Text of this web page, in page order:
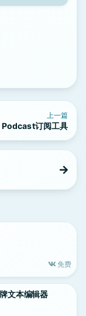
上一篇
订阅工具
免费
文本编辑器